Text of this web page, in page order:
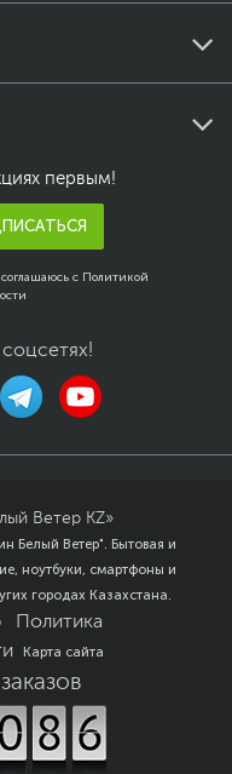
первым!
с Политикой
Ветер KZ»
Белый Ветер". Бытовая и
ноутбуки, смартфоны и
городах Казахстана.
Политика
Карта сайта